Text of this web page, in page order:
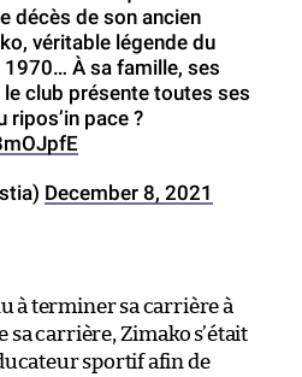
décès de son ancien
véritable légende du
À sa famille, ses
club présente toutes ses
ripos’in pace ?
December 8, 2021
à terminer sa carrière à
sa carrière, Zimako s’était
sportif afin de